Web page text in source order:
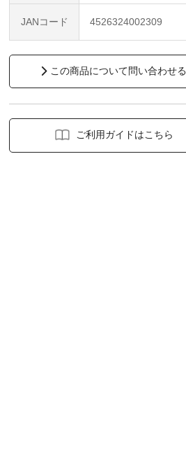
JANコード 4526324002309
この商品について問い合わせる
ご利用ガイドはこちら